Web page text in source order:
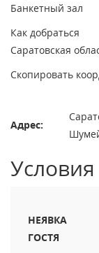
Банкетный зал
Как добраться
Саратовская
Скопировать
Адрес:
НЕЯВКА
ГОСТЯ